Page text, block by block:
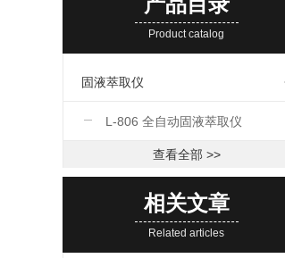
Product catalog
固液萃取仪
L-806 全自动固液萃取仪
查看全部 >>
相关文章
Related articles